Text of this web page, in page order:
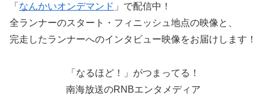
「 なんかいオンデマンド 」で配信中！
全ランナーのスタート・フィニッシュ地点の映像と、
完走したランナーへのインタビュー映像をお届けします！
「なるほど！」がつまってる！
南海放送のRNBエンタメディア